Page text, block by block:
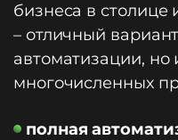
бизнеса в столице
– отличный
автоматизации, но
многочисленных
полная